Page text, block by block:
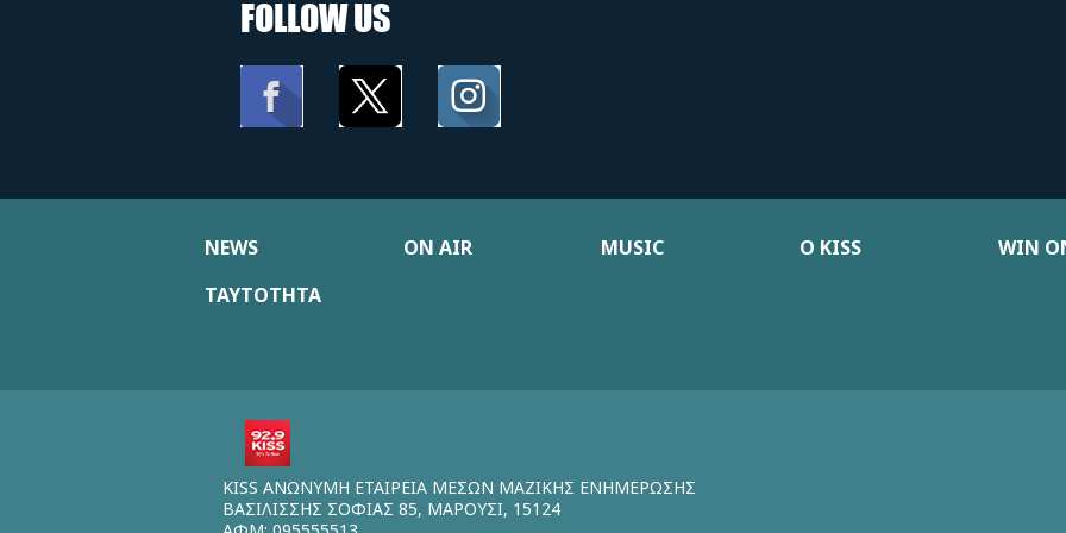
FOLLOW US
NEWS ON AIR MUSIC Ο KISS
WIN
ΤΑΥΤΟΤΗΤΑ
KISS ΑΝΩΝΥΜΗ ΕΤΑΙΡΕΙΑ ΜΕΣΩΝ ΜΑΖΙΚΗΣ ΕΝΗΜΕΡΩΣΗΣ
ΒΑΣΙΛΙΣΣΗΣ ΣΟΦΙΑΣ 85, ΜΑΡΟΥΣΙ, 15124